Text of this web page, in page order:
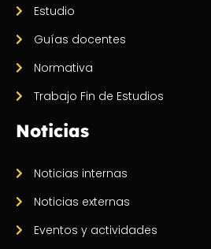
Estudio
Guías docentes
Normativa
Trabajo Fin de Estudios
Noticias
Noticias internas
Noticias externas
Eventos y actividades